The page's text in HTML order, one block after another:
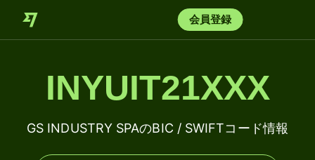
会員登録
INYUIT21XXX
GS INDUSTRY SPAのBIC / SWIFTコード情報